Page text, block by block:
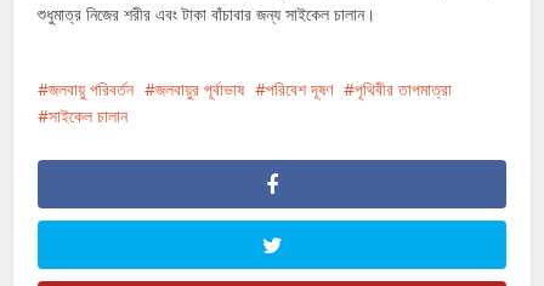
শুধুমাত্র নিজের শরীর এবং টাকা বাঁচাবার জন্য সাইকেল চালান।
জলবায়ু পরিবর্তন জলবায়ুর পূর্বাভাষ পরিবেশ দূষণ
পৃথিবীর তাপমাত্রা
সাইকেল চালান